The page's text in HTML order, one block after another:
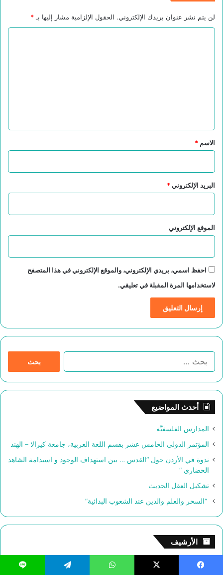
لن يتم نشر عنوان بريدك الإلكتروني. الحقول الإلزامية مشار إليها بـ*
*
الاسم *
البريد الإلكتروني*
الموقع الإلكتروني
احفظ اسمي، بريدي الإلكتروني، والموقع الإلكتروني في هذا المتصفح
لاستخدامها المرة المقبلة في تعليقي.
ح
أحدث المواضيع
المدارس الفلسفيَّة
المؤتمر الدولي الخامس عشر بقسم اللغة العربية، جامعة كيرالا – الهند
ندوة في الأردن حول “القدس … بين استهداف الوجود و اسيدامة الشاهد
الحضاري “
تشكيل العقل الحديث
“السحر والعلم والدين عند الشعوب البدائية”
الأرشيف
أغسطس 2026